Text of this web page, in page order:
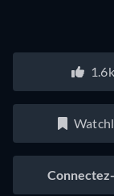
1.6k